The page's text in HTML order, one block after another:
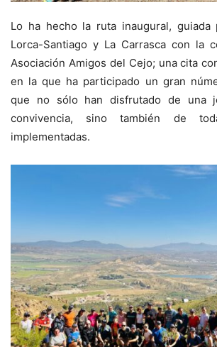
Lo ha hecho la ruta inaugural, guiada
Lorca-Santiago y La Carrasca con la
Asociación Amigos del Cejo; una cita
en la que ha participado un gran
que no sólo han disfrutado de una
convivencia, sino también de
implementadas.